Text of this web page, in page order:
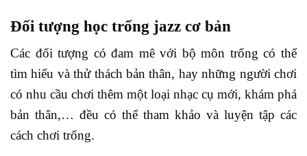
Đối tượng học trống jazz cơ bản
Các đối tượng có đam mê với bộ môn trống có thể
tìm hiểu và thử thách bản thân, hay những người chơi
có nhu cầu chơi thêm một loại nhạc cụ mới, khám phá
bản thân,… đều có thể tham khảo và luyện tập các
cách chơi trống.